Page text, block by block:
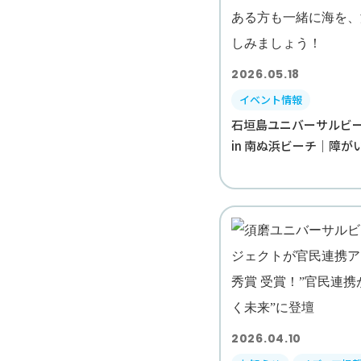
2026.05.18
イベント情報
石垣島ユニバーサルビ
in 南ぬ浜ビーチ｜障が
2026.04.10